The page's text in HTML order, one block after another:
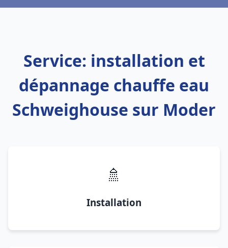
Service: installation et
dépannage chauffe eau
Schweighouse sur Moder
🚿
Installation